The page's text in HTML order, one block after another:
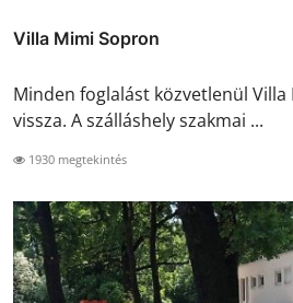
Villa Mimi Sopron
Minden foglalást közvetlenül
vissza. A szálláshely szakmai ...
1930 megtekintés